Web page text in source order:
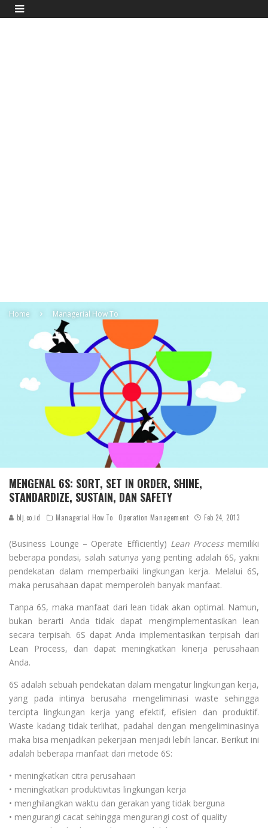
Home Managerial How To
MENGENAL 6S: SORT, SET IN ORDER, SHINE,
STANDARDIZE, SUSTAIN, DAN SAFETY
blj.co.id Managerial How To Operation Management Feb 24, 2013
(Business Lounge – Operate Efficiently) Lean Processmemiliki
beberapa pondasi, salah satunya yang penting adalah 6S, yakni
pendekatan dalam memperbaiki lingkungan kerja. Melalui 6S,
maka perusahaan dapat memperoleh banyak manfaat.
Tanpa 6S, maka manfaat dari lean tidak akan optimal. Namun,
bukan berarti Anda tidak dapat mengimplementasikan lean
secara terpisah. 6S dapat Anda implementasikan terpisah dari
Lean Process, dan dapat meningkatkan kinerja perusahaan
Anda.
6S adalah sebuah pendekatan dalam mengatur lingkungan kerja,
yang pada intinya berusaha mengeliminasi waste sehingga
tercipta lingkungan kerja yang efektif, efisien dan produktif.
Waste kadang tidak terlihat, padahal dengan mengeliminasinya
maka bisa menjadikan pekerjaan menjadi lebih lancar. Berikut ini
adalah beberapa manfaat dari metode 6S:
• meningkatkan citra perusahaan
• meningkatkan produktivitas lingkungan kerja
• menghilangkan waktu dan gerakan yang tidak berguna
• mengurangi cacat sehingga mengurangi cost of quality